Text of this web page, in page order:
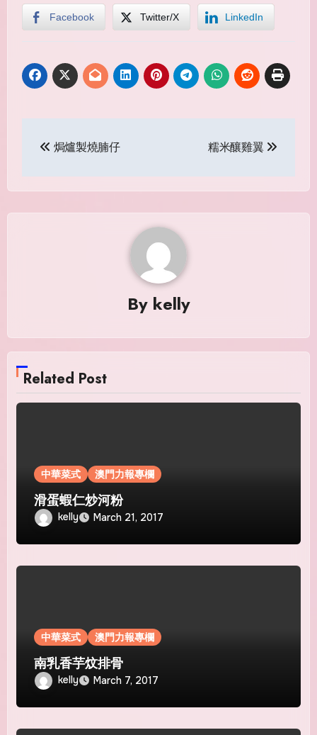
Facebook Twitter/X LinkedIn
navigation
焗爐製燒腩仔 糯米釀雞翼
By kelly
Related Post
中華菜式 澳門力報專欄
滑蛋蝦仁炒河粉
kelly March 21, 2017
中華菜式 澳門力報專欄
南乳香芋炆排骨
kelly March 7, 2017